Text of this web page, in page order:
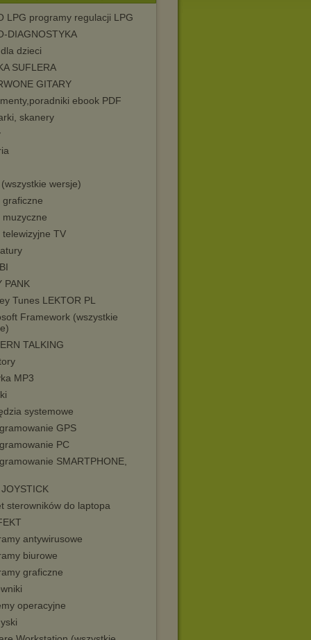
LPG programy regulacji LPG
DIAGNOSTYKA
dzieci
SUFLERA
GITARY
ebook PDF
skanery
(wszystkie wersje)
graficzne
muzyczne
telewizyjne TV
PANK
Tunes LEKTOR PL
Framework (wszystkie
TALKING
MP3
systemowe
GPS
PC
SMARTPHONE,
sterowników do laptopa
antywirusowe
biurowe
graficzne
operacyjne